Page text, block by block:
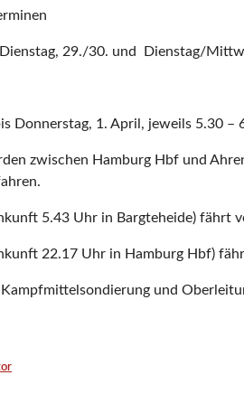
29./30. und Dienstag/
Donnerstag, 1. April, jeweils 5.30
zwischen Hamburg Hbf und
5.43 Uhr in Bargteheide) fährt
22.17 Uhr in Hamburg Hbf)
und